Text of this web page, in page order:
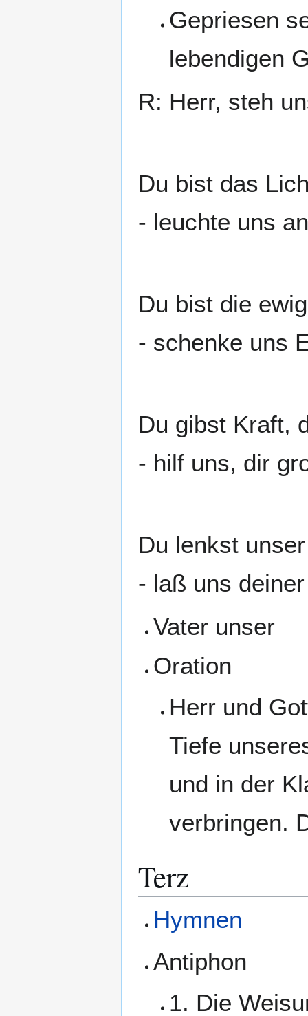
Gepriesen
lebendigen
R: Herr, steh
Du bist das
- leuchte uns
Du bist die
- schenke uns
Du gibst Kraft,
- hilf uns, dir
Du lenkst
- laß uns
Vater unser
Oration
Herr und
Tiefe
und in der
verbringen.
Terz
Hymnen
Antiphon
1. Die